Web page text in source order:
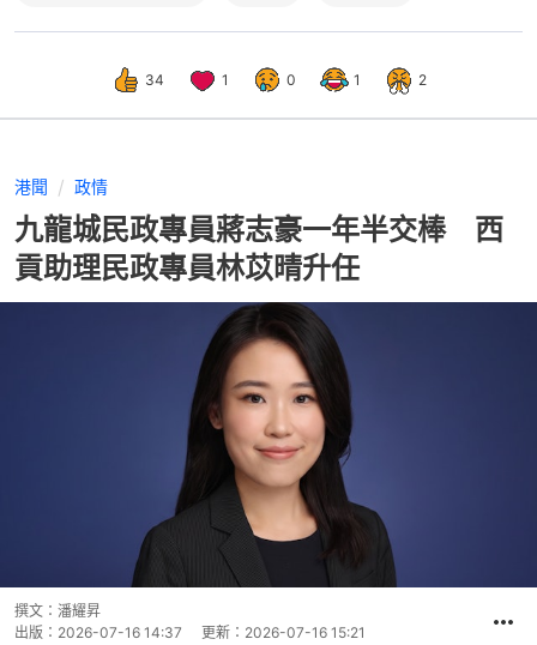
34 1 0 1 2
港聞 政情
九龍城民政專員蔣志豪一年半交棒 西
貢助理民政專員林苡晴升任
撰文： 潘耀昇
出版： 2026-07-16 14:37 更新： 2026-07-16 15:21